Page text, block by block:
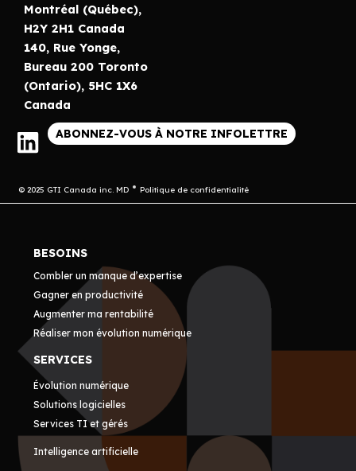
Montréal (Québec),
H2Y 2H1 Canada
140, Rue Yonge,
Bureau 200 Toronto
(Ontario), 5HC 1X6
Canada
ABONNEZ-VOUS À NOTRE INFOLETTRE
© 2025 GTI Canada inc. MD Politique de confidentialité
BESOINS
Combler un manque d’expertise
Gagner en productivité
Augmenter ma rentabilité
Réaliser mon évolution numérique
SERVICES
Évolution numérique
Solutions logicielles
Services TI et gérés
Intelligence artificielle